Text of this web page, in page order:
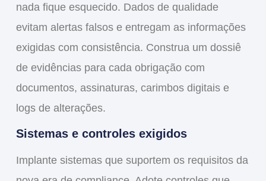
nada fique esquecido. Dados de qualidade
evitam alertas falsos e entregam as informações
exigidas com consistência. Construa um dossiê
de evidências para cada obrigação com
documentos, assinaturas, carimbos digitais e
logs de alterações.
Sistemas e controles exigidos
Implante sistemas que suportem os requisitos da